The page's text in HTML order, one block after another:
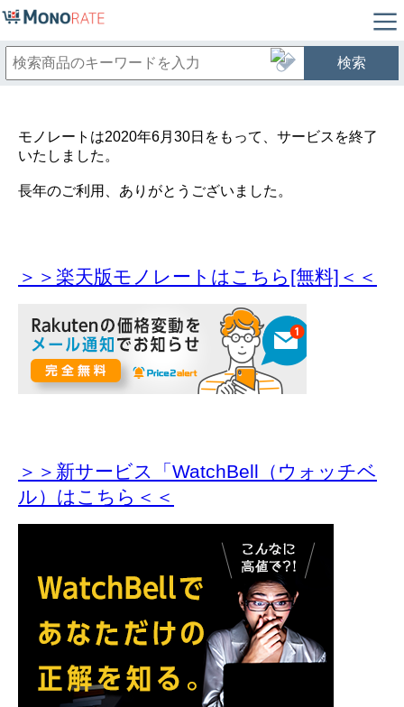
検索
モノレートは2020年6月30日をもって、サービスを終了
いたしました。
長年のご利用、ありがとうございました。
＞＞楽天版モノレートはこちら[無料]＜＜
＞＞新サービス「WatchBell（ウォッチベ
ル）はこちら＜＜